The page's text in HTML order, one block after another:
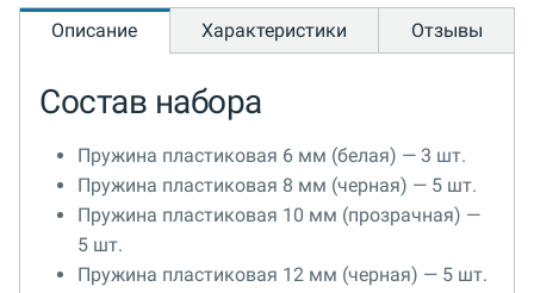
Описание Характеристики Отзывы
Состав набора
Пружина пластиковая 6 мм (белая) — 3 шт.
Пружина пластиковая 8 мм (черная) — 5 шт.
Пружина пластиковая 10 мм (прозрачная) —
5 шт.
Пружина пластиковая 12 мм (черная) — 5 шт.